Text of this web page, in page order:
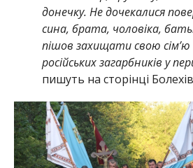
донечку. Не дочекалися
сина, брата, чоловіка,
пішов захищати свою
російських загарбників у
пишуть на сторінці